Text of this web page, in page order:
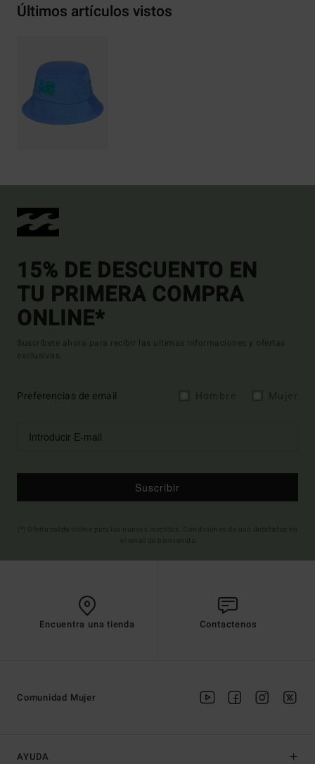
Últimos artículos vistos
15% DE DESCUENTO EN
TU PRIMERA COMPRA
ONLINE*
Suscríbete ahora para recibir las ultimas informaciones y ofertas
exclusivas.
Preferencias de email
Suscribir
Encuentra una tienda Contactenos
AYUDA
Comunidad Mujer